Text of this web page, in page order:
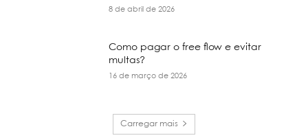
8 de abril de 2026
Como pagar o free flow e evitar
multas?
16 de março de 2026
Carregar mais